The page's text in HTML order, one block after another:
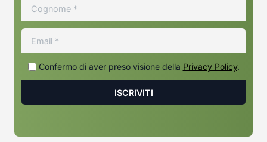
Confermo di aver preso visione della Privacy Policy.